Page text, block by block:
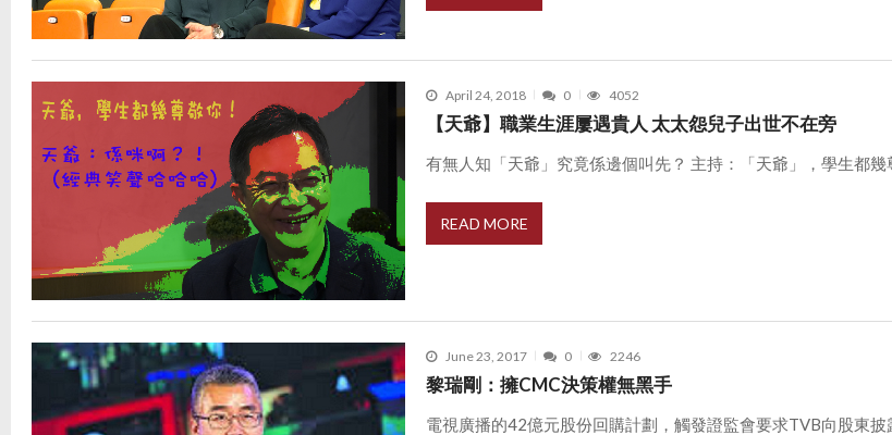
April 24, 2018 0 4052
【天爺】職業生涯屢遇貴人 太太怨兒子出世不在旁
有無人知「天爺」究竟係邊個叫先？ 主持：「天爺」，學生都幾
READ MORE
June 23, 2017 0 2246
黎瑞剛：擁CMC決策權無黑手
電視廣播的42億元股份回購計劃，觸發證監會要求TVB向股東披